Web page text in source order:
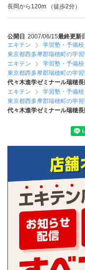
長岡から120m （徒歩2分）
公開日 2007/06/15最終更新
エキテン
学習塾・予備校
東京都西多摩郡瑞穂町の学
エキテン
学習塾・予備校
東京都西多摩郡瑞穂町の学
代々木進学ゼミナール瑞穂
エキテン
学習塾・予備校
東京都西多摩郡瑞穂町の学
代々木進学ゼミナール瑞穂